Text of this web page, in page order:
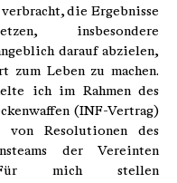
die Ergebnisse
insbesondere
darauf abzielen,
zum Leben zu machen.
ich im Rahmen des
(INF-Vertrag)
Resolutionen des
der Vereinten
mich stellen